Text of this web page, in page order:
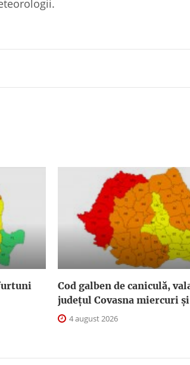
Cod galben de caniculă,
judeţul Covasna miercuri
4 august 2026